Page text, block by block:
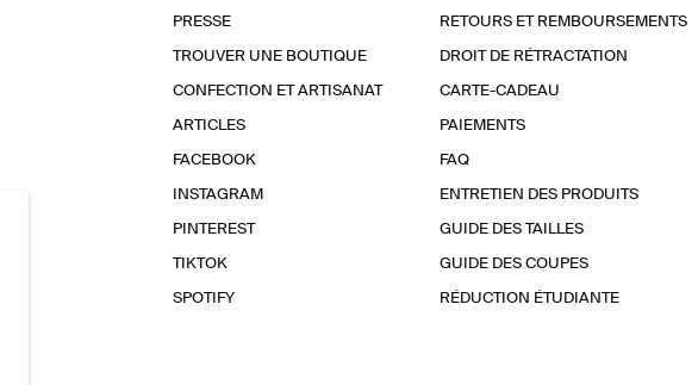
PRESSE
TROUVER UNE BOUTIQUE
CONFECTION ET ARTISANAT
ARTICLES
FACEBOOK
INSTAGRAM
PINTEREST
TIKTOK
SPOTIFY
RETOURS ET REMBOURSEMENTS
DROIT DE RÉTRACTATION
CARTE-CADEAU
PAIEMENTS
FAQ
ENTRETIEN DES PRODUITS
GUIDE DES TAILLES
GUIDE DES COUPES
RÉDUCTION ÉTUDIANTE